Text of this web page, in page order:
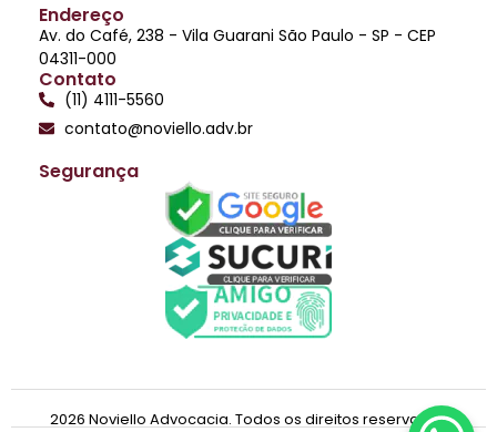
Endereço
Av. do Café, 238 - Vila Guarani São Paulo - SP - CEP
04311-000
Contato
(11) 4111-5560
contato@noviello.adv.br
Segurança
2026 Noviello Advocacia. Todos os direitos reservados